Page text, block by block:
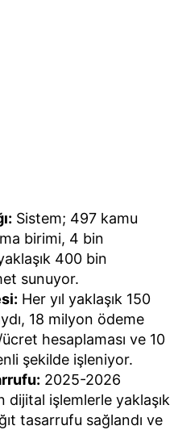
Sistem; 497 kamu
birimi, 4 bin
400 bin
sunuyor.
Her yıl yaklaşık 150
18 milyon ödeme
hesaplaması ve 10
şekilde işleniyor.
2025-2026
işlemlerle yaklaşık
tasarrufu sağlandı ve